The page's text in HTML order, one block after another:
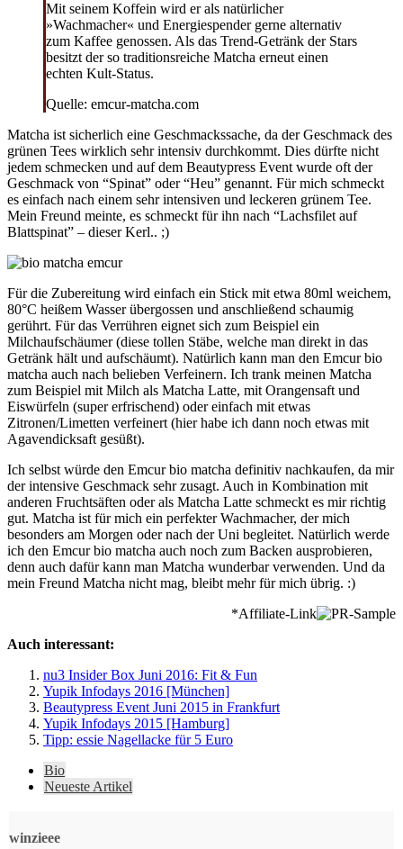
Mit seinem Koffein wird er als natürlicher
»Wachmacher« und Energiespender gerne alternativ
zum Kaffee genossen. Als das Trend-Getränk der Stars
besitzt der so traditionsreiche Matcha erneut einen
echten Kult-Status.
Quelle: emcur-matcha.com
Matcha ist sicherlich eine Geschmackssache, da der Geschmack des
grünen Tees wirklich sehr intensiv durchkommt. Dies dürfte nicht
jedem schmecken und auf dem Beautypress Event wurde oft der
Geschmack von “Spinat” oder “Heu” genannt. Für mich schmeckt
es einfach nach einem sehr intensiven und leckeren grünem Tee.
Mein Freund meinte, es schmeckt für ihn nach “Lachsfilet auf
Blattspinat” – dieser Kerl.. ;)
Für die Zubereitung wird einfach ein Stick mit etwa 80ml weichem,
80°C heißem Wasser übergossen und anschließend schaumig
gerührt. Für das Verrühren eignet sich zum Beispiel ein
Milchaufschäumer (diese tollen Stäbe, welche man direkt in das
Getränk hält und aufschäumt). Natürlich kann man den Emcur bio
matcha auch nach belieben Verfeinern. Ich trank meinen Matcha
zum Beispiel mit Milch als Matcha Latte, mit Orangensaft und
Eiswürfeln (super erfrischend) oder einfach mit etwas
Zitronen/Limetten verfeinert (hier habe ich dann noch etwas mit
Agavendicksaft gesüßt).
Ich selbst würde den Emcur bio matcha definitiv nachkaufen, da mir
der intensive Geschmack sehr zusagt. Auch in Kombination mit
anderen Fruchtsäften oder als Matcha Latte schmeckt es mir richtig
gut. Matcha ist für mich ein perfekter Wachmacher, der mich
besonders am Morgen oder nach der Uni begleitet. Natürlich werde
ich den Emcur bio matcha auch noch zum Backen ausprobieren,
denn auch dafür kann man Matcha wunderbar verwenden. Und da
mein Freund Matcha nicht mag, bleibt mehr für mich übrig. :)
*Affiliate-Link
Auch interessant:
nu3 Insider Box Juni 2016: Fit & Fun
Yupik Infodays 2016 [München]
Beautypress Event Juni 2015 in Frankfurt
Yupik Infodays 2015 [Hamburg]
Tipp: essie Nagellacke für 5 Euro
following
change
Bio
Neueste Artikel
winzieee